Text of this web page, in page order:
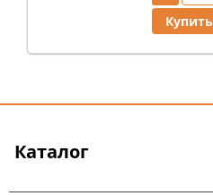
Купить
Каталог